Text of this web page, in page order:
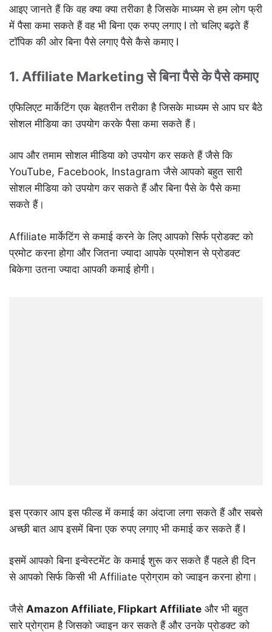
आइए जानते हैं कि वह क्या क्या तरीका है जिसके माध्यम से हम लोग फ्री
में पैसा कमा सकते हैं वह भी बिना एक रुपए लगाए I तो चलिए बढ़ते हैं
टॉपिक की ओर बिना पैसे लगाए पैसे कैसे कमाए I
1. Affiliate Marketing से बिना पैसे के पैसे कमाए
एफिलिएट मार्केटिंग एक बेहतरीन तरीका है जिसके माध्यम से आप घर बैठे
सोशल मीडिया का उपयोग करके पैसा कमा सकते हैं।
आप और तमाम सोशल मीडिया को उपयोग कर सकते हैं जैसे कि
YouTube, Facebook, Instagram जैसे आपको बहुत सारी
सोशल मीडिया को उपयोग कर सकते हैं और बिना पैसे के पैसे कमा
सकते हैं।
Affiliate मार्केटिंग से कमाई करने के लिए आपको सिर्फ प्रोडक्ट को
प्रमोट करना होगा और जितना ज्यादा आपके प्रमोशन से प्रोडक्ट
बिकेगा उतना ज्यादा आपकी कमाई होगी।
इस प्रकार आप इस फील्ड में कमाई का अंदाजा लगा सकते हैं और सबसे
अच्छी बात आप इसमें बिना एक रुपए लगाए भी कमाई कर सकते हैं I
इसमें आपको बिना इन्वेस्टमेंट के कमाई शुरू कर सकते हैं पहले ही दिन
से आपको सिर्फ किसी भी Affiliate प्रोग्राम को ज्वाइन करना होगा।
जैसे Amazon Affiliate, Flipkart Affiliate और भी बहुत
सारे प्रोग्राम है जिसको ज्वाइन कर सकते हैं और उनके प्रोडक्ट को